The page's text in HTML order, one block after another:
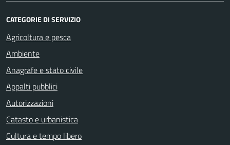
CATEGORIE DI SERVIZIO
Agricoltura e pesca
Ambiente
Anagrafe e stato civile
Appalti pubblici
Autorizzazioni
Catasto e urbanistica
Cultura e tempo libero